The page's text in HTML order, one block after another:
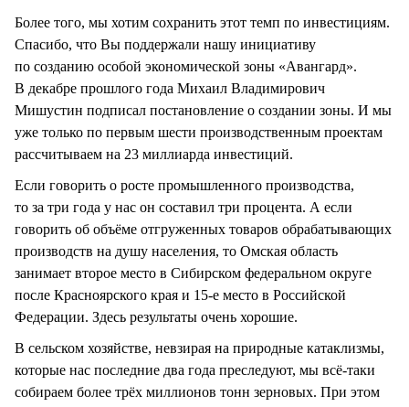
Более того, мы хотим сохранить этот темп по инвестициям.
Спасибо, что Вы поддержали нашу инициативу
по созданию особой экономической зоны «Авангард».
В декабре прошлого года Михаил Владимирович
Мишустин подписал постановление о создании зоны. И мы
уже только по первым шести производственным проектам
рассчитываем на 23 миллиарда инвестиций.
Если говорить о росте промышленного производства,
то за три года у нас он составил три процента. А если
говорить об объёме отгруженных товаров обрабатывающих
производств на душу населения, то Омская область
занимает второе место в Сибирском федеральном округе
после Красноярского края и 15-е место в Российской
Федерации. Здесь результаты очень хорошие.
В сельском хозяйстве, невзирая на природные катаклизмы,
которые нас последние два года преследуют, мы всё-таки
собираем более трёх миллионов тонн зерновых. При этом